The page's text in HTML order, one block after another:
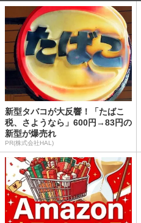
新型タバコが大反響！「たばこ
税、さようなら」600円→83円の
新型が爆売れ
PR(株式会社HAL)